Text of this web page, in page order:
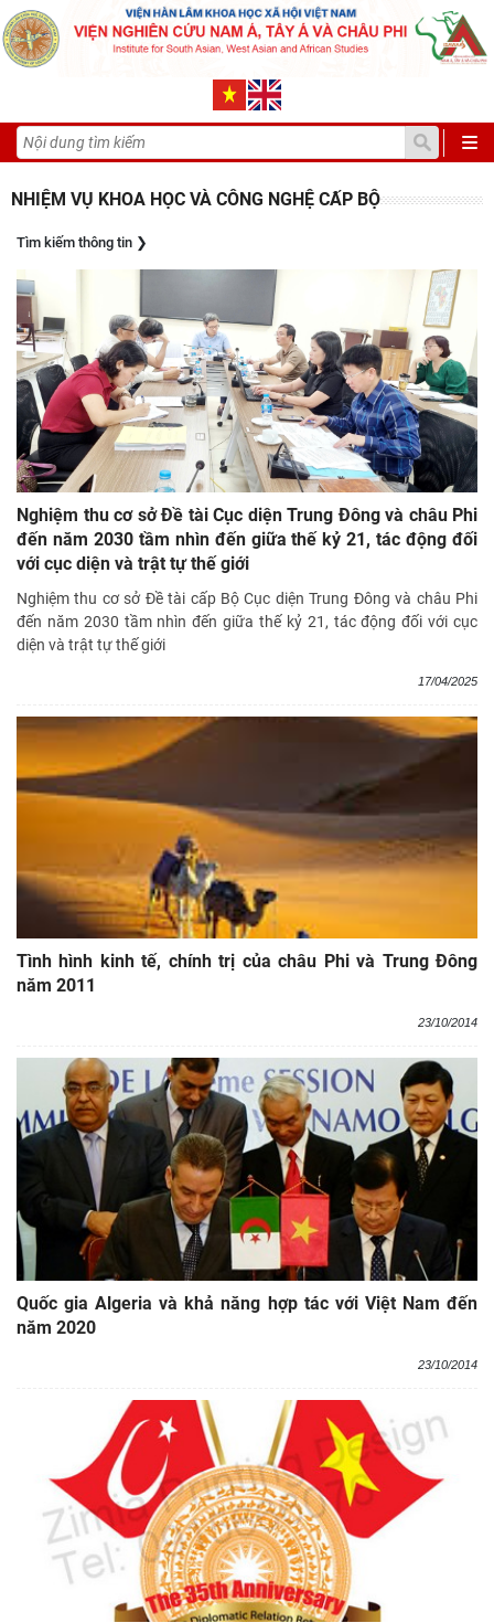
NHIỆM VỤ KHOA HỌC VÀ CÔNG NGHỆ CẤP BỘ
Tìm kiếm thông tin ❯
Nghiệm thu cơ sở Đề tài Cục diện Trung Đông và châu Phi
đến năm 2030 tầm nhìn đến giữa thế kỷ 21, tác động đối
với cục diện và trật tự thế giới
Nghiệm thu cơ sở Đề tài cấp Bộ Cục diện Trung Đông và châu Phi
đến năm 2030 tầm nhìn đến giữa thế kỷ 21, tác động đối với cục
diện và trật tự thế giới
17/04/2025
Tình hình kinh tế, chính trị của châu Phi và Trung Đông
năm 2011
23/10/2014
Quốc gia Algeria và khả năng hợp tác với Việt Nam đến
năm 2020
23/10/2014